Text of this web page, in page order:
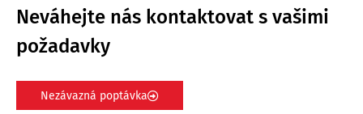
Neváhejte nás kontaktovat s vašimi
požadavky
Nezávazná poptávka